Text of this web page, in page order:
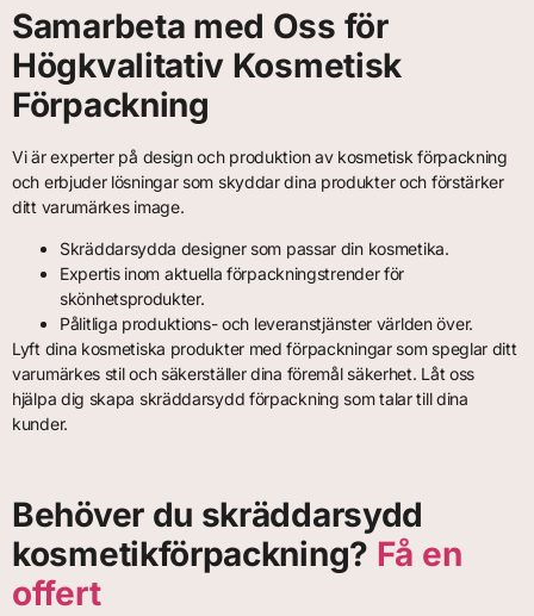
Samarbeta med Oss för
Högkvalitativ Kosmetisk
Förpackning
Vi är experter på design och produktion av kosmetisk förpackning
och erbjuder lösningar som skyddar dina produkter och förstärker
ditt varumärkes image.
Skräddarsydda designer som passar din kosmetika.
Expertis inom aktuella förpackningstrender för
skönhetsprodukter.
Pålitliga produktions- och leveranstjänster världen över.
Lyft dina kosmetiska produkter med förpackningar som speglar ditt
varumärkes stil och säkerställer dina föremål säkerhet. Låt oss
hjälpa dig skapa skräddarsydd förpackning som talar till dina
kunder.
Behöver du skräddarsydd
kosmetikförpackning? Få en
offert